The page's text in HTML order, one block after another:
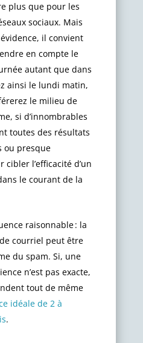
plus que pour les
sociaux. Mais
il convient
en compte le
autant que dans
ainsi le lundi matin,
le milieu de
si d’innombrables
toutes des résultats
ou presque
l’efficacité d’un
le courant de la
raisonnable : la
courriel peut être
du spam. Si, une
n’est pas exacte,
tout de même
idéale de 2 à
.